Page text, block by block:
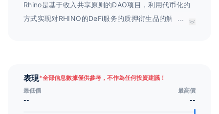
Rhino是基于收入共享原则的DAO项目，利用代币化的
方式实现对RHINO的DeFi服务的质押衍生品的解锁，从
...
表現*全部信息數據僅供參考，不作為任何投資建議！
最低價
最高價
--
--